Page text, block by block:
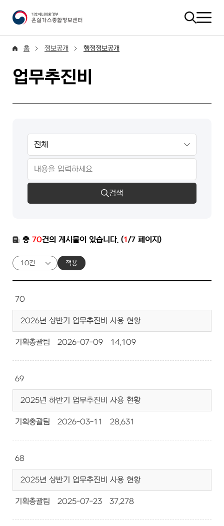
홈 정보공개 행정정보공개
업무추진비
검색
총 70건의 게시물이 있습니다. (1/7 페이지)
적용
70
2026년 상반기 업무추진비 사용 현황
기획총괄팀 2026-07-09 14,109
69
2025년 하반기 업무추진비 사용 현황
기획총괄팀 2026-03-11 28,631
68
2025년 상반기 업무추진비 사용 현황
기획총괄팀 2025-07-23 37,278